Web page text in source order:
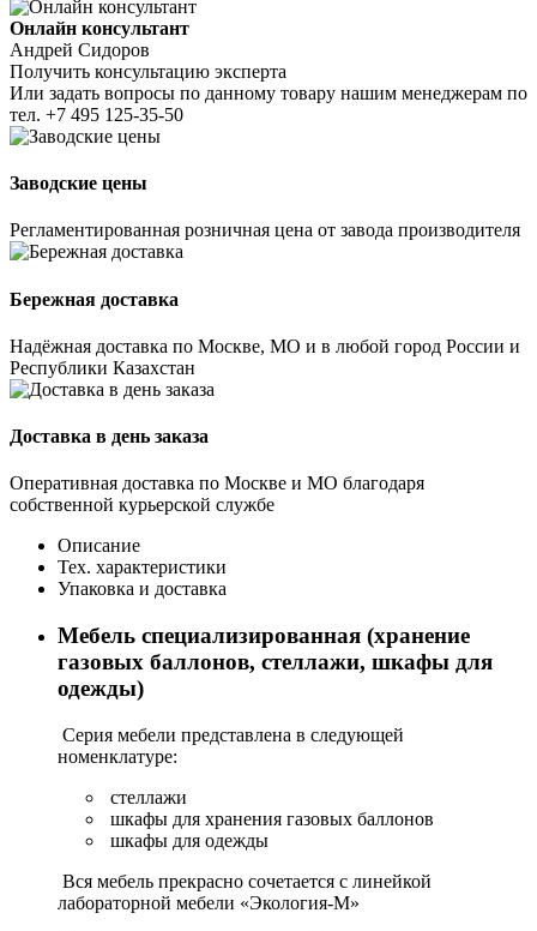
Онлайн консультант
Андрей Сидоров
Получить консультацию эксперта
Или задать вопросы по данному товару нашим менеджерам по
тел. +7 495 125-35-50
Заводские цены
Регламентированная розничная цена от завода производителя
Бережная доставка
Надёжная доставка по Москве, МО и в любой город России и
Республики Казахстан
Доставка в день заказа
Оперативная доставка по Москве и МО благодаря
собственной курьерской службе
Описание
Тех. характеристики
Упаковка и доставка
Мебель специализированная (хранение
газовых баллонов, стеллажи, шкафы для
одежды)
Серия мебели представлена в следующей
номенклатуре:
стеллажи
шкафы для хранения газовых баллонов
шкафы для одежды
Вся мебель прекрасно сочетается с линейкой
лабораторной мебели «Экология-М»